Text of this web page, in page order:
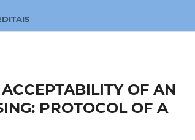
OF AN
PROTOCOL OF A